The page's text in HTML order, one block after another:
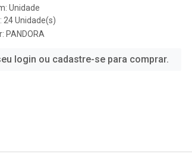
Unidade
24 Unidade(s)
PANDORA
login ou cadastre-se para comprar.